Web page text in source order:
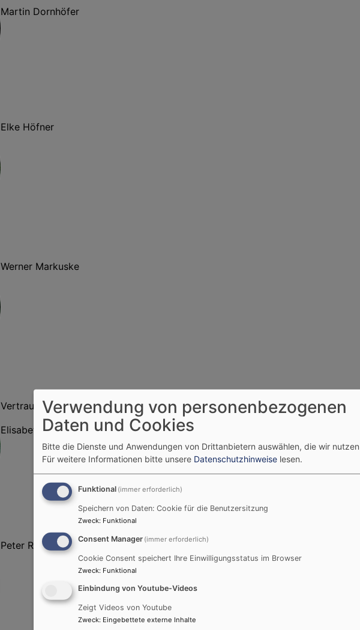
Martin Dornhöfer
Elke Höfner
Werner Markuske
Vertrauensperson
Elisabeth Pöhlmann
Peter Reul
Verwendung von personenbezogenen
Daten und Cookies
Bitte die Dienste und Anwendungen von Drittanbietern auswählen, die wir
Für weitere Informationen bitte unsere Datenschutzhinweise lesen.
Funktional (immer erforderlich)
Speichern von Daten: Cookie für die Benutzersitzung
Zweck: Funktional
Consent Manager (immer erforderlich)
Cookie Consent speichert Ihre Einwilligungsstatus im Browser
Zweck: Funktional
Einbindung von Youtube-Videos
Zeigt Videos von Youtube
Zweck: Eingebettete externe Inhalte